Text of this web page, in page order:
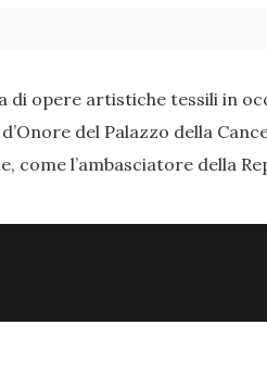
di opere artistiche tessili in
del Palazzo della
l’ambasciatore della